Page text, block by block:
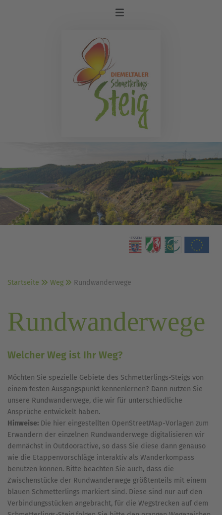
Startseite Weg Rundwanderwege
Rundwanderwege
Welcher Weg ist Ihr Weg?
Möchten Sie spezielle Gebiete des Schmetterlings-Steigs von
einem festen Ausgangspunkt kennenlernen? Dann nutzen Sie
unsere Rundwanderwege, die wir für unterschiedliche
Ansprüche entwickelt haben.
Hinweise: Die hier eingestellten OpenStreetMap-Vorlagen zum
Erwandern der einzelnen Rundwanderwege digitalisieren wir
demnächst in Outdooractive, so dass Sie diese dann genauso
wie die Etappenvorschläge interaktiv als Wanderkompass
benutzen können. Bitte beachten Sie auch, dass die
Zwischenstücke der Rundwanderwege größtenteils mit einem
blauen Schmetterlings markiert sind. Diese sind nur auf den
Verbindungsstücken angebracht, für die Wegstrecken auf dem